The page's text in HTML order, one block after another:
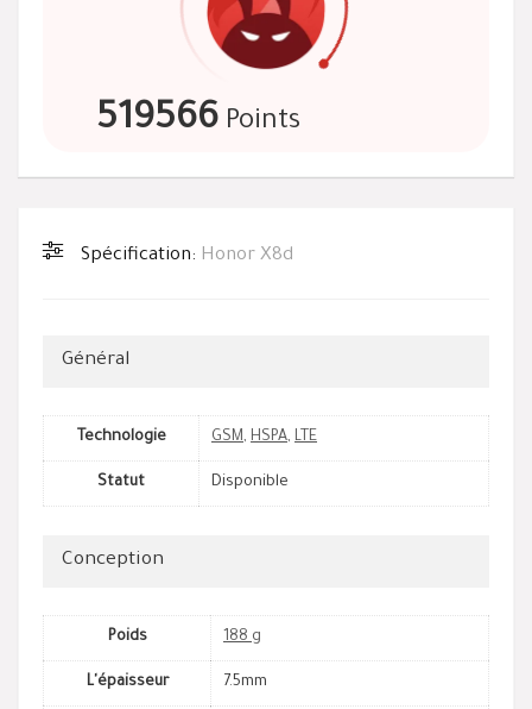
519566 Points
Spécification: Honor X8d
Général
Technologie GSM, HSPA, LTE
Statut Disponible
Conception
Poids 188 g
L'épaisseur 7.5mm